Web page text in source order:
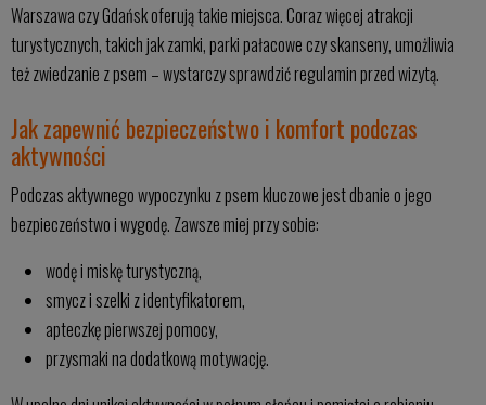
Warszawa czy Gdańsk oferują takie miejsca. Coraz więcej atrakcji
turystycznych, takich jak zamki, parki pałacowe czy skanseny, umożliwia
też zwiedzanie z psem – wystarczy sprawdzić regulamin przed wizytą.
Jak zapewnić bezpieczeństwo i komfort podczas
aktywności
Podczas aktywnego wypoczynku z psem kluczowe jest dbanie o jego
bezpieczeństwo i wygodę. Zawsze miej przy sobie:
wodę i miskę turystyczną,
smycz i szelki z identyfikatorem,
apteczkę pierwszej pomocy,
przysmaki na dodatkową motywację.